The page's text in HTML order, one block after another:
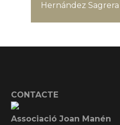
Hernández Sagrera
CONTACTE
Associació Joan Manén